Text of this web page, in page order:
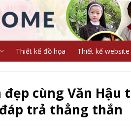
Thiết kế đồ họa Thiết kế website
đẹp cùng Văn
trả thẳng thắn